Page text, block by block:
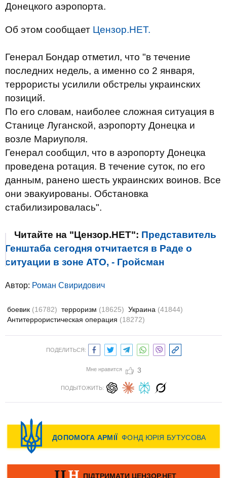
Донецкого аэропорта.
Об этом сообщает Цензор.НЕТ.
Генерал Бондар отметил, что "в течение
последних недель, а именно со 2 января,
террористы усилили обстрелы украинских
позиций.
По его словам, наиболее сложная ситуация в
Станице Луганской, аэропорту Донецка и
возле Мариуполя.
Генерал сообщил, что в аэропорту Донецка
проведена ротация. В течение суток, по его
данным, ранено шесть украинских воинов. Все
они эвакуированы. Обстановка
стабилизировалась".
Читайте на "Цензор.НЕТ": Представитель
Генштаба сегодня отчитается в Раде о
ситуации в зоне АТО, - Гройсман
Автор: Роман Свиридович
боевик (16782) терроризм (18625) Украина (41844)
Антитеррористическая операция (18272)
ПОДЕЛИТЬСЯ:
Мне нравится 3
ПОДЫТОЖИТЬ: